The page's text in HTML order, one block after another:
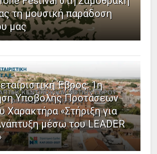
τη μουσική παράδοση
μας
Έβρος: 1η
Υποβολής Προτάσεων
Χαρακτήρα «Στήριξη για
μέσω του LEADER